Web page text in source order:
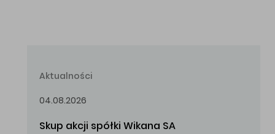
Aktualności
04.08.2026
Skup akcji spółki Wikana SA